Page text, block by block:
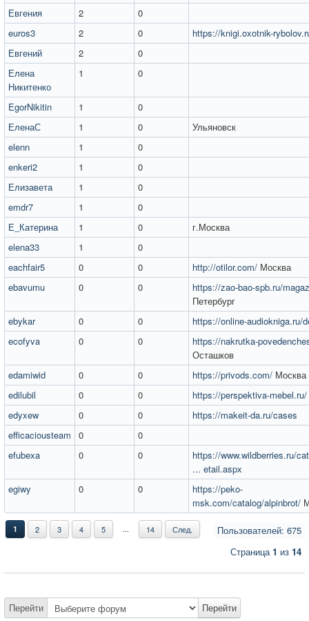
Евгения 2
0
euros3
2 0
https://knigi.oxotnik-
Евгений
2
0
Елена
Никитенко
1 0
EgorNikitin 1
0
ЕленаС
1 0
Ульяновск
elenn
1
0
enkeri2
1
0
Елизавета
1
0
emdr7
1
0
Е_Катерина
1 0
г.Москва
elena33
1
0
eachfair5
0 0 http://otilor.com/ Москва
ebavumu
0 0
https://zao-bao-spb.ru/
Петербург
ebykar
0 0
https://online-audiokniga.ru/
ecofyva
0 0
https://nakrutka-
Осташков
edamiwid
0 0 https://privods.com/ Москва
edilubil
0 0 https://perspektiva-mebel.ru/
edyxew
0 0
https://makeit-da.ru/cases
efficaciousteam
0
0
efubexa
0 0
https://www.wildberries.ru/
... etail.aspx
egiwy
0 0
https://peko-
msk.com/catalog/alpinbrot/
Пользователей: 675
1 2 3 4 5 ... 14 След.
Страница1 из 14
Перейти Перейти